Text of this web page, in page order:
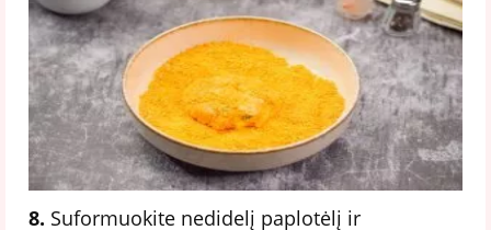
8. Suformuokite nedidelį paplotėlį ir